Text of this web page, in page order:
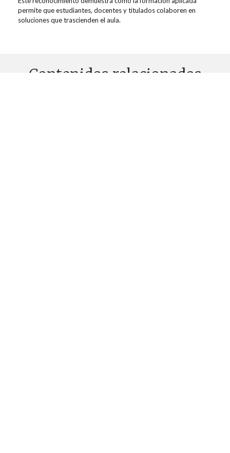
permite que estudiantes, docentes y titulados colaboren en
soluciones que trascienden el aula.
Contenidos relacionados